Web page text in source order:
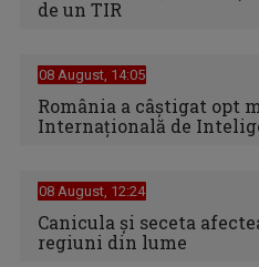
de un TIR
08 August, 14:05
România a câștigat opt
Internațională de
08 August, 12:24
Canicula şi seceta
regiuni din lume